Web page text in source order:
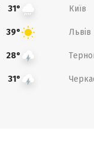
31° Київ
39° Львів
28°
31°